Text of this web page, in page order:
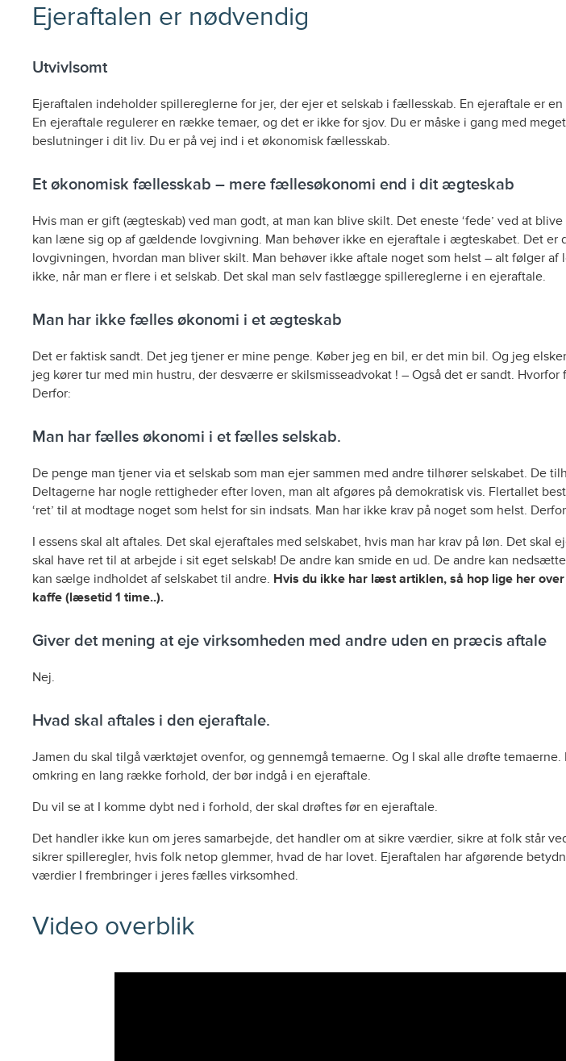
Ejeraftalen er nødvendig
Utvivlsomt
Ejeraftalen indeholder spillereglerne for jer, der ejer et selskab i fællesskab. En ejeraftale er
En ejeraftale regulerer en række temaer, og det er ikke for sjov. Du er måske i gang med
beslutninger i dit liv. Du er på vej ind i et økonomisk fællesskab.
Et økonomisk fællesskab – mere fællesøkonomi end i dit ægteskab
Hvis man er gift (ægteskab) ved man godt, at man kan blive skilt. Det eneste ‘fede’ ved at
kan læne sig op af gældende lovgivning. Man behøver ikke en ejeraftale i ægteskabet. Det er
lovgivningen, hvordan man bliver skilt. Man behøver ikke aftale noget som helst – alt følger af
ikke, når man er flere i et selskab. Det skal man selv fastlægge spillereglerne i en ejeraftale.
Man har ikke fælles økonomi i et ægteskab
Det er faktisk sandt. Det jeg tjener er mine penge. Køber jeg en bil, er det min bil. Og jeg
jeg kører tur med min hustru, der desværre er skilsmisseadvokat ! – Også det er sandt.
Derfor:
Man har fælles økonomi i et fælles selskab.
De penge man tjener via et selskab som man ejer sammen med andre tilhører selskabet. De
Deltagerne har nogle rettigheder efter loven, man alt afgøres på demokratisk vis. Flertallet
‘ret’ til at modtage noget som helst for sin indsats. Man har ikke krav på noget som helst.
I essens skal alt aftales. Det skal ejeraftales med selskabet, hvis man har krav på løn. Det skal
skal have ret til at arbejde i sit eget selskab! De andre kan smide en ud. De andre kan
kan sælge indholdet af selskabet til andre. Hvis du ikke har læst artiklen, så hop lige her
kaffe (læsetid 1 time..).
Giver det mening at eje virksomheden med andre uden en præcis aftale
Nej.
Hvad skal aftales i den ejeraftale.
Jamen du skal tilgå værktøjet ovenfor, og gennemgå temaerne. Og I skal alle drøfte temaerne.
omkring en lang række forhold, der bør indgå i en ejeraftale.
Du vil se at I komme dybt ned i forhold, der skal drøftes før en ejeraftale.
Det handler ikke kun om jeres samarbejde, det handler om at sikre værdier, sikre at folk står
sikrer spilleregler, hvis folk netop glemmer, hvad de har lovet. Ejeraftalen har afgørende
værdier I frembringer i jeres fælles virksomhed.
Video overblik